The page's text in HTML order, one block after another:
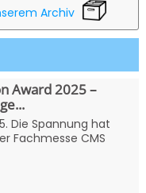
Archiv
Award 2025 –
Die Spannung hat
Fachmesse CMS